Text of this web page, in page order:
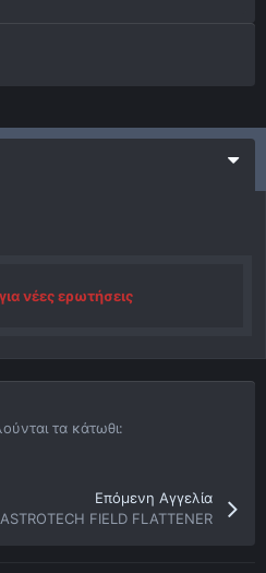
νέες ερωτήσεις
τα κάτωθι:
Επόμενη Αγγελία
FIELD FLATTENER